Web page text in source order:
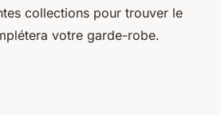
collections pour trouver le
votre garde-robe.